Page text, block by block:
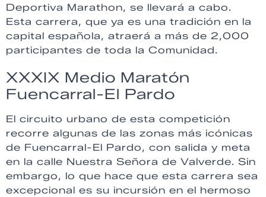
Deportiva Marathon, se llevará a cabo.
Esta carrera, que ya es una tradición en la
capital española, atraerá a más de 2,000
participantes de toda la Comunidad.
XXXIX Medio Maratón
Fuencarral-El Pardo
El circuito urbano de esta competición
recorre algunas de las zonas más icónicas
de Fuencarral-El Pardo, con salida y meta
en la calle Nuestra Señora de Valverde. Sin
embargo, lo que hace que esta carrera sea
excepcional es su incursión en el hermoso